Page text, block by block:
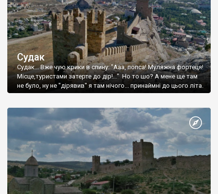
Судак
Судак... Вже чую крики в спину: "Ааа, попса! Муляжна фортеця!
Місце,туристами затерте до дір!..." Но то шо? А мене ще там
не було, ну не "дірявив" я там нічого... принаймні до цього літа.